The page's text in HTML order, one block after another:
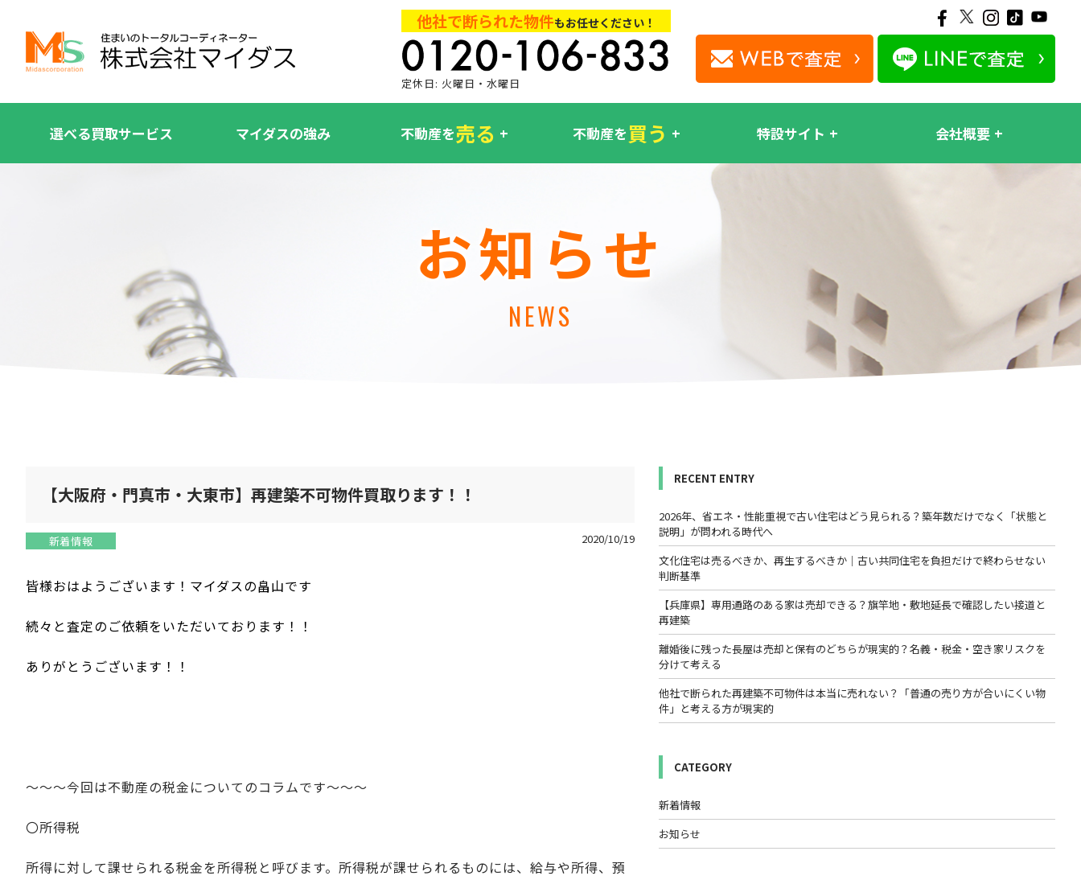
他社で断られた物件もお任せください！
定休日: 火曜日・水曜日
選べる買取サービス マイダスの強み 不動産を売る 不動産を買う 特設サイト 会社概要
お知らせ
NEWS
【大阪府・門真市・大東市】再建築不可物件買取ります！！
新着情報 2020/10/19
皆様おはようございます！マイダスの畠山です
続々と査定のご依頼をいただいております！！
ありがとうございます！！
～～～今回は不動産の税金についてのコラムです～～～
〇所得税
所得に対して課せられる税金を所得税と呼びます。所得税が課せられるものには、給与や所得、預
RECENT ENTRY
2026年、省エネ・性能重視で古い住宅はどう見られる？築年数だけでなく「状態と
説明」が問われる時代へ
文化住宅は売るべきか、再生するべきか｜古い共同住宅を負担だけで終わらせない
判断基準
【兵庫県】専用通路のある家は売却できる？旗竿地・敷地延長で確認したい接道と
再建築
離婚後に残った長屋は売却と保有のどちらが現実的？名義・税金・空き家リスクを
分けて考える
他社で断られた再建築不可物件は本当に売れない？「普通の売り方が合いにくい物
件」と考える方が現実的
CATEGORY
新着情報
お知らせ